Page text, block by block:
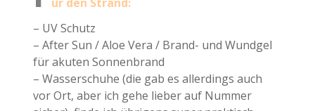
– UV Schutz
– After Sun / Aloe Vera / Brand- und Wundgel
für akuten Sonnenbrand
– Wasserschuhe (die gab es allerdings auch
vor Ort, aber ich gehe lieber auf Nummer